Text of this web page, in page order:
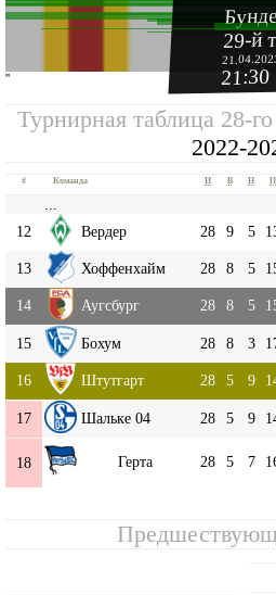
29-й
21:30
''
Турнирная таблица 28-го
2022-
# Команда И В Н П
12
Вердер 28 9 5
13 Хоффенхайм 28 8 5
14 Аугсбург 28 8 5
15 Бохум 28 8 3
16 Штутгарт 28 5 9
17 Шальке 04 28 5 9
18 Герта 28 5 7